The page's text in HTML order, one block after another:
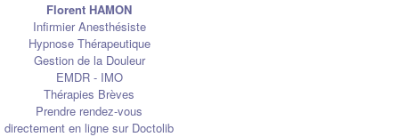
Florent HAMON
Infirmier Anesthésiste
Hypnose Thérapeutique
Gestion de la Douleur
EMDR - IMO
Thérapies Brèves
Prendre rendez-vous
directement en ligne sur Doctolib